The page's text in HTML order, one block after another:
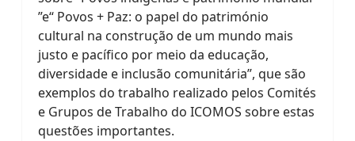
”e“ Povos + Paz: o papel do património
cultural na construção de um mundo mais
justo e pacífico por meio da educação,
diversidade e inclusão comunitária”, que são
exemplos do trabalho realizado pelos Comités
e Grupos de Trabalho do ICOMOS sobre estas
questões importantes.